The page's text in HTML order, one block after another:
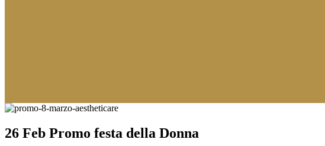
26 Feb Promo festa della Donna